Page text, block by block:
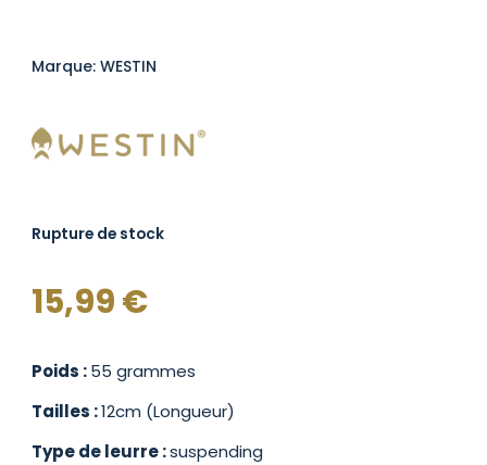
Marque: WESTIN
Rupture de stock
15,99€
Poids :55 grammes
Tailles :12cm (Longueur)
Type de leurre :suspending